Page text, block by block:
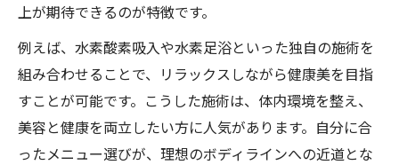
上が期待できるのが特徴です。
例えば、水素酸素吸入や水素足浴といった独自の施術を
組み合わせることで、リラックスしながら健康美を目指
すことが可能です。こうした施術は、体内環境を整え、
美容と健康を両立したい方に人気があります。自分に合
ったメニュー選びが、理想のボディラインへの近道とな